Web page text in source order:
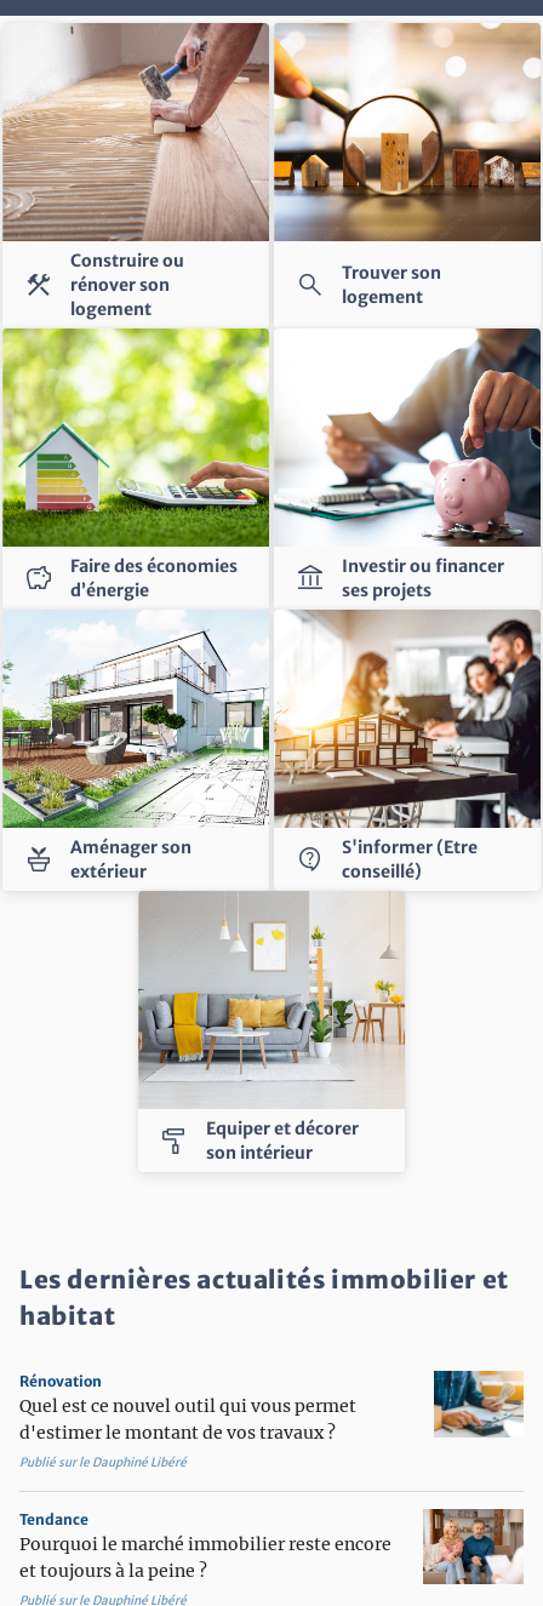
construction
Construire ou
rénover son
logement
search
Trouver son
logement
savings
Faire des économies
d’énergie
account_balance
Investir ou financer
ses projets
potted_plant
Aménager son
extérieur
contact_support
S'informer (Etre
conseillé)
imagesearch_roller
Equiper et décorer
son intérieur
Les dernières actualités immobilier et
habitat
Rénovation
Quel est ce nouvel outil qui vous permet
d'estimer le montant de vos travaux ?
Publié sur le Dauphiné Libéré
Tendance
Pourquoi le marché immobilier reste encore
et toujours à la peine ?
Publié sur le Dauphiné Libéré